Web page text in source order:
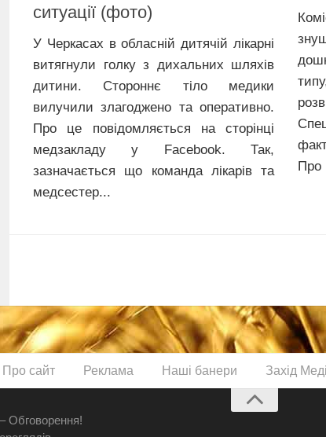
ситуації (фото)
У Черкасах в обласній дитячій лікарні
витягнули голку з дихальних шляхів
дитини. Стороннє тіло медики
вилучили злагоджено та оперативно.
Про це повідомляється на сторінці
медзакладу у Facebook. Так,
зазначається що команда лікарів та
медсестер...
Про
Про сайт Реклама Наші банери Захід
Обговорення!